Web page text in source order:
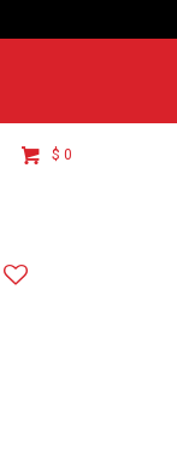
$ 0